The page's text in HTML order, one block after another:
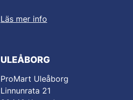
Läs mer info
ULEÅBORG
ProMart Uleåborg
Linnunrata 21